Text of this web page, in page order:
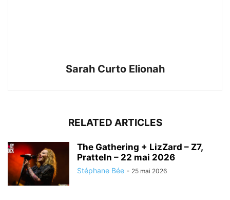
Sarah Curto Elionah
RELATED ARTICLES
The Gathering + LizZard – Z7,
Pratteln – 22 mai 2026
Stéphane Bée - 25 mai 2026